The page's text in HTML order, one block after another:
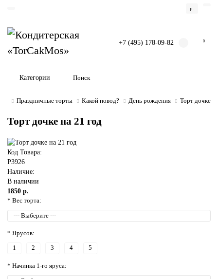
р.
+7 (495) 178-09-82 0
Категории
Праздничные торты Какой повод? День рождения Торт дочке
Торт дочке на 21 год
Код Товара:
P3926
Наличие:
В наличии
1850 р.
* Вес торта:
* Ярусов:
1 2 3 4 5
* Начинка 1-го яруса: